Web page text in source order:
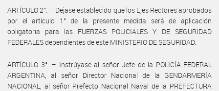
ARTÍCULO 2°. – Dejase establecido que los Ejes Rectores aprobados
por el artículo 1° de la presente medida será de aplicación
obligatoria para las FUERZAS POLICIALES Y DE SEGURIDAD
FEDERALES dependientes de este MINISTERIO DE SEGURIDAD.
ARTÍCULO 3°. – Instrúyase al señor Jefe de la POLICÍA FEDERAL
ARGENTINA, al señor Director Nacional de la GENDARMERÍA
NACIONAL, al señor Prefecto Nacional Naval de la PREFECTURA